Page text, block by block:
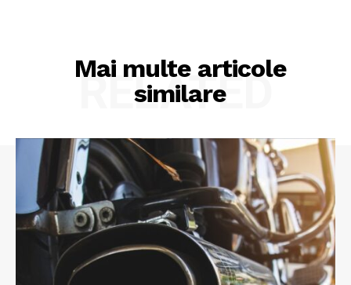
Mai multe articole
similare
RELATED